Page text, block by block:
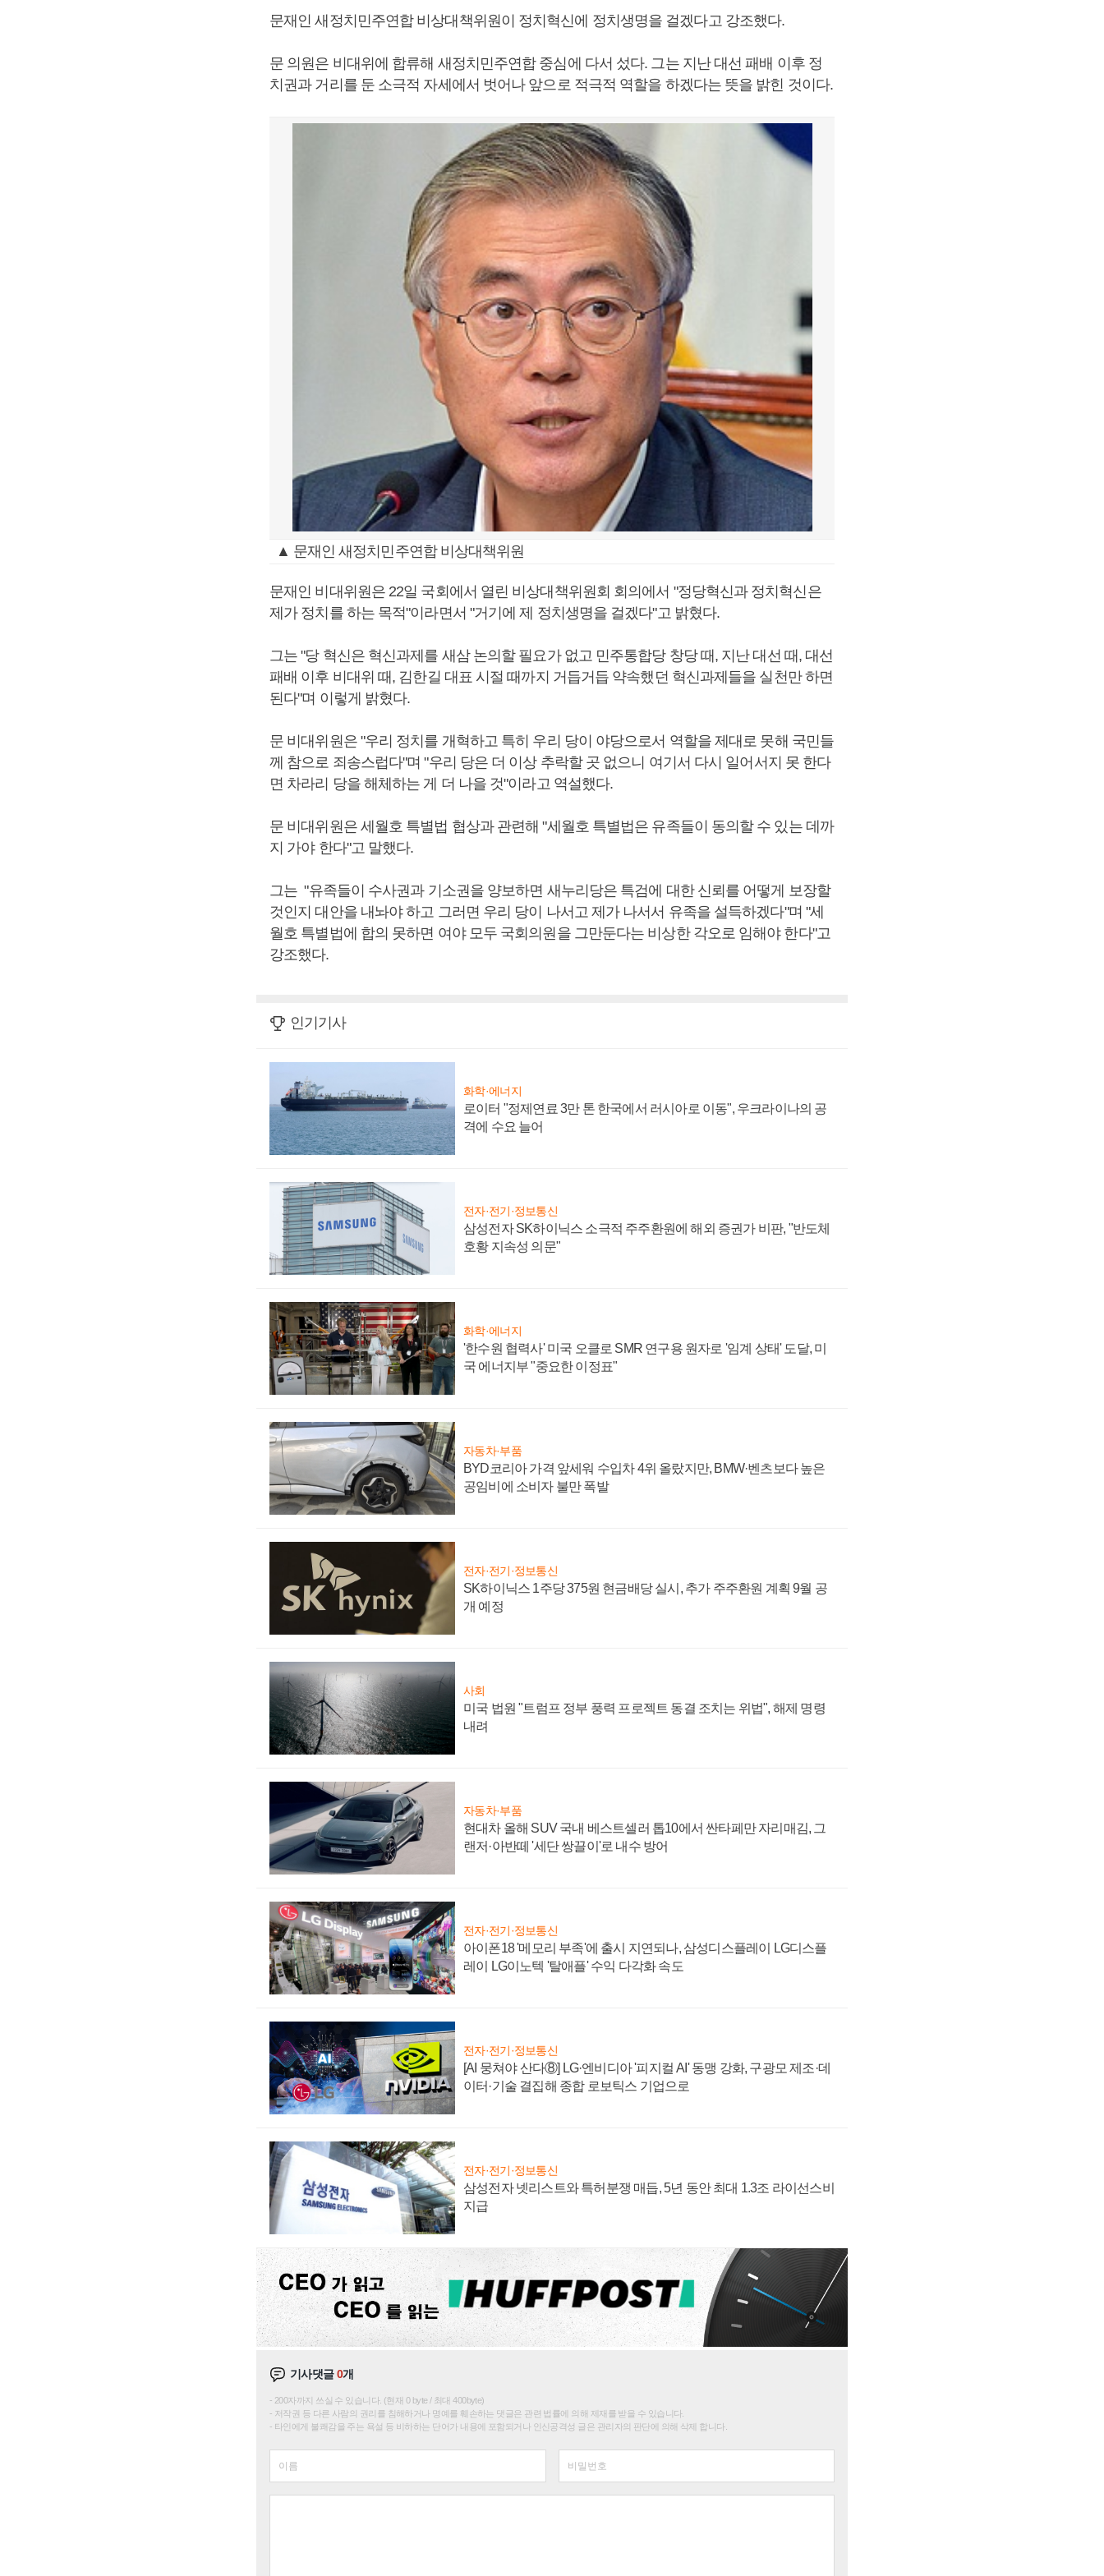
문재인 새정치민주연합 비상대책위원이 정치혁신에 정치생명을 걸겠다고 강조했다.
문 의원은 비대위에 합류해 새정치민주연합 중심에 다서 섰다. 그는 지난 대선 패배 이후 정
치권과 거리를 둔 소극적 자세에서 벗어나 앞으로 적극적 역할을 하겠다는 뜻을 밝힌 것이다.
▲ 문재인 새정치민주연합 비상대책위원
문재인 비대위원은 22일 국회에서 열린 비상대책위원회 회의에서 "정당혁신과 정치혁신은
제가 정치를 하는 목적"이라면서 "거기에 제 정치생명을 걸겠다"고 밝혔다.
그는 "당 혁신은 혁신과제를 새삼 논의할 필요가 없고 민주통합당 창당 때, 지난 대선 때, 대선
패배 이후 비대위 때, 김한길 대표 시절 때까지 거듭거듭 약속했던 혁신과제들을 실천만 하면
된다"며 이렇게 밝혔다.
문 비대위원은 "우리 정치를 개혁하고 특히 우리 당이 야당으로서 역할을 제대로 못해 국민들
께 참으로 죄송스럽다"며 "우리 당은 더 이상 추락할 곳 없으니 여기서 다시 일어서지 못 한다
면 차라리 당을 해체하는 게 더 나을 것"이라고 역설했다.
문 비대위원은 세월호 특별법 협상과 관련해 "세월호 특별법은 유족들이 동의할 수 있는 데까
지 가야 한다"고 말했다.
그는 "유족들이 수사권과 기소권을 양보하면 새누리당은 특검에 대한 신뢰를 어떻게 보장할
것인지 대안을 내놔야 하고 그러면 우리 당이 나서고 제가 나서서 유족을 설득하겠다"며 "세
월호 특별법에 합의 못하면 여야 모두 국회의원을 그만둔다는 비상한 각오로 임해야 한다"고
강조했다.
인기기사
화학·에너지
로이터 "정제연료 3만 톤 한국에서 러시아로 이동", 우크라이나의 공
격에 수요 늘어
전자·전기·정보통신
삼성전자 SK하이닉스 소극적 주주환원에 해외 증권가 비판, "반도체
호황 지속성 의문"
화학·에너지
'한수원 협력사' 미국 오클로 SMR 연구용 원자로 '임계 상태' 도달, 미
국 에너지부 "중요한 이정표"
자동차·부품
BYD코리아 가격 앞세워 수입차 4위 올랐지만, BMW·벤츠보다 높은
공임비에 소비자 불만 폭발
전자·전기·정보통신
SK하이닉스 1주당 375원 현금배당 실시, 추가 주주환원 계획 9월 공
개 예정
사회
미국 법원 "트럼프 정부 풍력 프로젝트 동결 조치는 위법", 해제 명령
내려
자동차·부품
현대차 올해 SUV 국내 베스트셀러 톱10에서 싼타페만 자리매김, 그
랜저·아반떼 '세단 쌍끌이'로 내수 방어
전자·전기·정보통신
아이폰18 '메모리 부족'에 출시 지연되나, 삼성디스플레이 LG디스플
레이 LG이노텍 '탈애플' 수익 다각화 속도
전자·전기·정보통신
[AI 뭉쳐야 산다⑧] LG·엔비디아 '피지컬 AI' 동맹 강화, 구광모 제조·데
이터·기술 결집해 종합 로보틱스 기업으로
전자·전기·정보통신
삼성전자 넷리스트와 특허분쟁 매듭, 5년 동안 최대 1.3조 라이선스비
지급
기사댓글0개
200자까지 쓰실 수 있습니다. (현재 0 byte / 최대 400byte)
저작권 등 다른 사람의 권리를 침해하거나 명예를 훼손하는 댓글은 관련 법률에 의해 제재를 받을 수 있습니다.
타인에게 불쾌감을 주는 욕설 등 비하하는 단어가 내용에 포함되거나 인신공격성 글은 관리자의 판단에 의해 삭제 합니다.